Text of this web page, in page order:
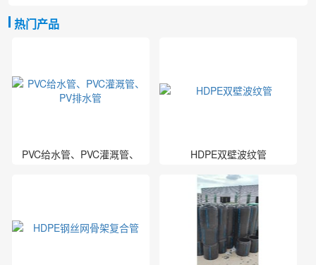
热门产品
PVC给水管、PVC灌溉管、
HDPE双壁波纹管